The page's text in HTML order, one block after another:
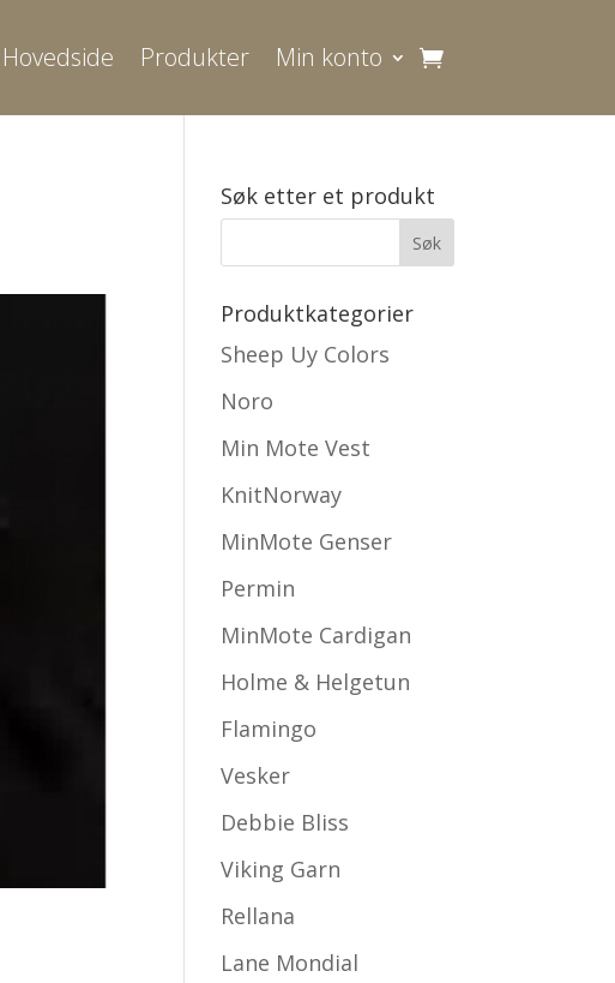
Hovedside Produkter Min konto
Søk etter et produkt
Produktkategorier
Sheep Uy Colors
Noro
Min Mote Vest
KnitNorway
MinMote Genser
Permin
MinMote Cardigan
Holme & Helgetun
Flamingo
Vesker
Debbie Bliss
Viking Garn
Rellana
Lane Mondial